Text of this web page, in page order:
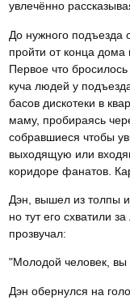
увлечённо
До нужного подъезда
пройти от конца дома
Первое что
куча людей у
басов дискотеки в
маму, пробираясь
собравшиеся чтобы
выходящую или
коридоре фанатов.
Дэн, вышел из толпы
но тут его схватили
прозвучал:
"Молодой человек, вы
Дэн обернулся на